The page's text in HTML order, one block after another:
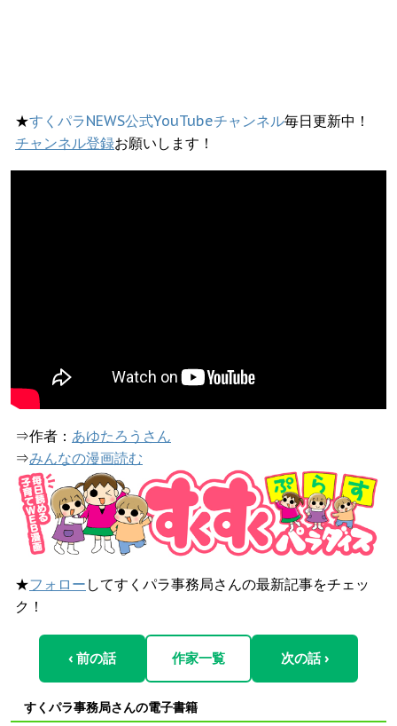
★すくパラNEWS公式YouTubeチャンネル毎日更新中！
チャンネル登録お願いします！
⇒作者： あゆたろうさん
⇒みんなの漫画読む
★フォロー してすくパラ事務局さんの最新記事をチェッ
ク！
‹ 前の話 作家一覧 次の話 ›
すくパラ事務局さんの電子書籍